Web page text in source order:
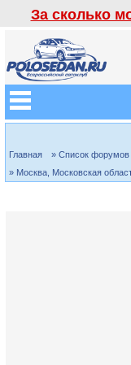
За сколько
Главная » Список форумов
» Москва, Московская